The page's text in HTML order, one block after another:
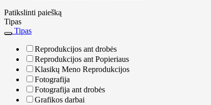
Patikslinti paiešką
Tipas
Tipas
Reprodukcijos ant drobės
Reprodukcijos ant Popieriaus
Klasikų Meno Reprodukcijos
Fotografija
Fotografija ant drobės
Grafikos darbai